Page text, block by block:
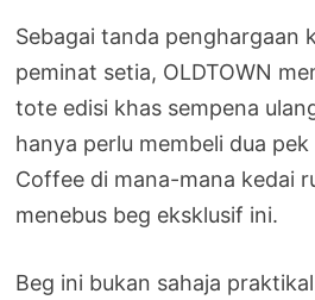
Sebagai tanda penghargaan
peminat setia, OLDTOWN
tote edisi khas sempena
hanya perlu membeli dua
Coffee di mana-mana kedai
menebus beg eksklusif ini.
Beg ini bukan sahaja